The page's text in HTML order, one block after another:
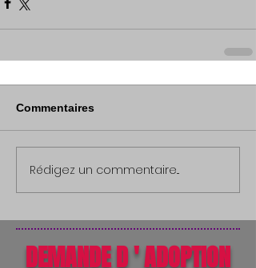
Commentaires
Rédigez un commentaire...
DEMANDE D ' ADOPTION